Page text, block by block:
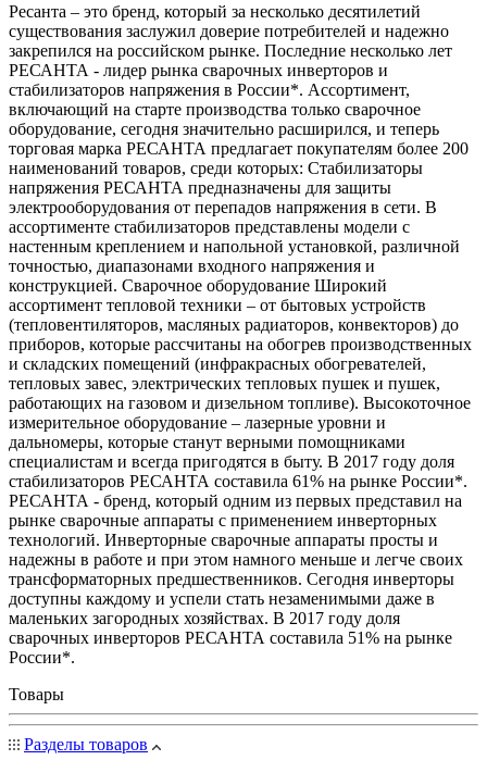
Ресанта – это бренд, который за несколько десятилетий
существования заслужил доверие потребителей и надежно
закрепился на российском рынке. Последние несколько лет
РЕСАНТА - лидер рынка сварочных инверторов и
стабилизаторов напряжения в России*. Ассортимент,
включающий на старте производства только сварочное
оборудование, сегодня значительно расширился, и теперь
торговая марка РЕСАНТА предлагает покупателям более 200
наименований товаров, среди которых: Стабилизаторы
напряжения РЕСАНТА предназначены для защиты
электрооборудования от перепадов напряжения в сети. В
ассортименте стабилизаторов представлены модели с
настенным креплением и напольной установкой, различной
точностью, диапазонами входного напряжения и
конструкцией. Сварочное оборудование Широкий
ассортимент тепловой техники – от бытовых устройств
(тепловентиляторов, масляных радиаторов, конвекторов) до
приборов, которые рассчитаны на обогрев производственных
и складских помещений (инфракрасных обогревателей,
тепловых завес, электрических тепловых пушек и пушек,
работающих на газовом и дизельном топливе). Высокоточное
измерительное оборудование – лазерные уровни и
дальномеры, которые станут верными помощниками
специалистам и всегда пригодятся в быту. В 2017 году доля
стабилизаторов РЕСАНТА составила 61% на рынке России*.
РЕСАНТА - бренд, который одним из первых представил на
рынке сварочные аппараты с применением инверторных
технологий. Инверторные сварочные аппараты просты и
надежны в работе и при этом намного меньше и легче своих
трансформаторных предшественников. Сегодня инверторы
доступны каждому и успели стать незаменимыми даже в
маленьких загородных хозяйствах. В 2017 году доля
сварочных инверторов РЕСАНТА составила 51% на рынке
России*.
Товары
Разделы товаров